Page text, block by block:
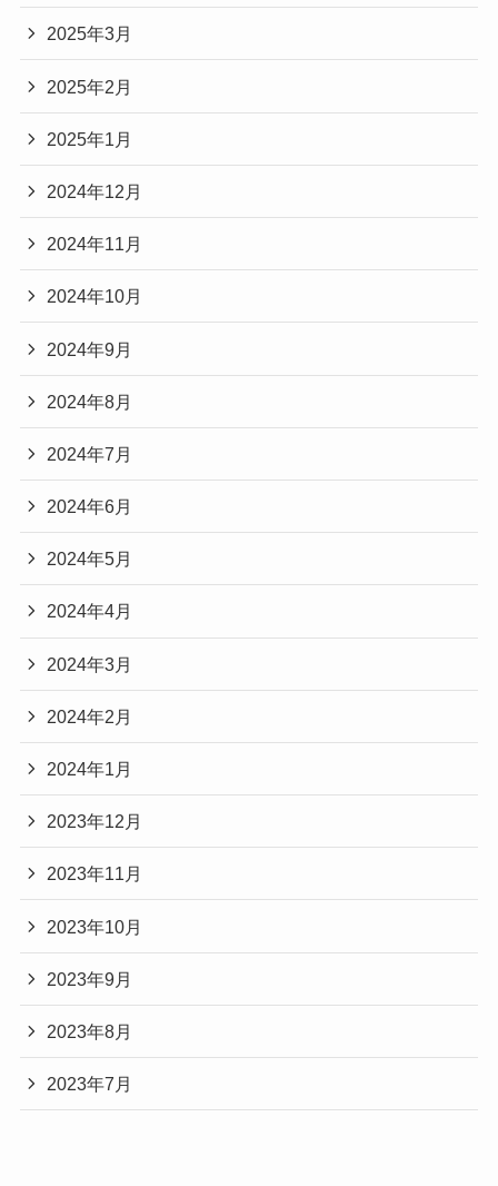
2025年3月
2025年2月
2025年1月
2024年12月
2024年11月
2024年10月
2024年9月
2024年8月
2024年7月
2024年6月
2024年5月
2024年4月
2024年3月
2024年2月
2024年1月
2023年12月
2023年11月
2023年10月
2023年9月
2023年8月
2023年7月